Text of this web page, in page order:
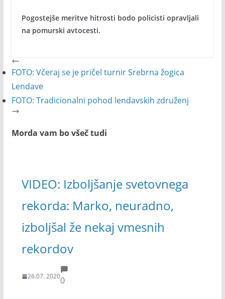
Pogostejše meritve hitrosti bodo policisti opravljali
na pomurski avtocesti.
FOTO: Včeraj se je pričel turnir Srebrna žogica
Lendave
FOTO: Tradicionalni pohod lendavskih združenj
Morda vam bo všeč tudi
VIDEO: Izboljšanje svetovnega
rekorda: Marko, neuradno,
izboljšal že nekaj vmesnih
rekordov
26.07. 20200